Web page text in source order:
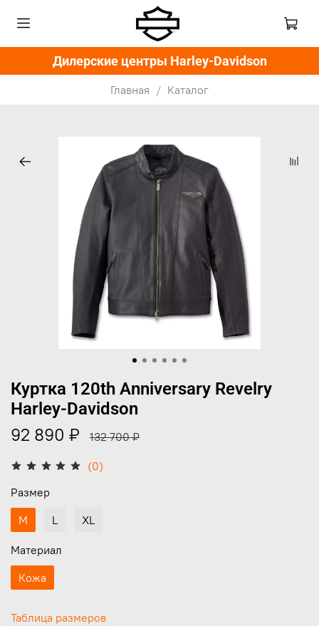
Дилерские центры Harley-Davidson
Главная Каталог
(0)
Куртка 120th Anniversary Revelry
Harley-Davidson
92 890 ₽ 132 700 ₽
Таблица размеров
Размер
M
L XL
Материал
Кожа